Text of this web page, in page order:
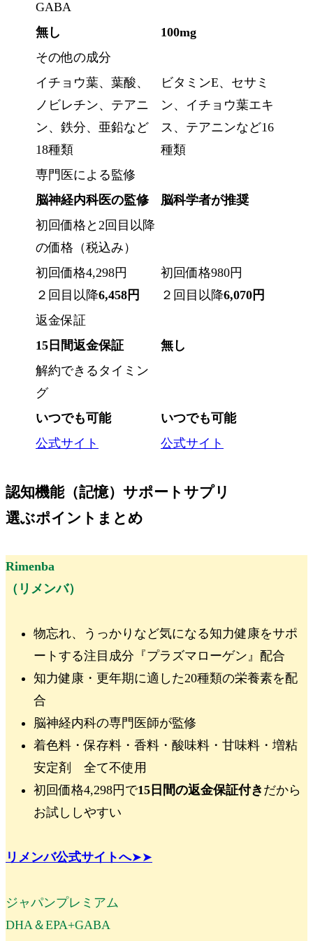
GABA
無し
100mg
その他の成分
イチョウ葉、葉酸、
ノビレチン、テアニ
ン、鉄分、亜鉛など
18種類
ビタミンE、セサミ
ン、イチョウ葉エキ
ス、テアニンなど16
種類
専門医による監修
脳神経内科医の監修
脳科学者が推奨
初回価格と2回目以降
の価格（税込み）
初回価格4,298円
２回目以降6,458円
初回価格980円
２回目以降6,070円
返金保証
15日間返金保証
無し
解約できるタイミン
グ
いつでも可能
いつでも可能
公式サイト
公式サイト
認知機能（記憶）サポートサプリ
選ぶポイントまとめ
Rimenba
（リメンバ）
物忘れ、うっかりなど気になる知力健康をサポ
ートする注目成分 『プラズマローゲン』 配合
知力健康・更年期に適した20種類の栄養素を配
合
脳神経内科の専門医師が監修
着色料・保存料・香料・酸味料・甘味料・増粘
安定剤 全て不使用
初回価格4,298円 で15日間の返金保証付き だから
お試ししやすい
リメンバ公式サイトへ➤➤
ジャパンプレミアム
DHA＆EPA+GABA